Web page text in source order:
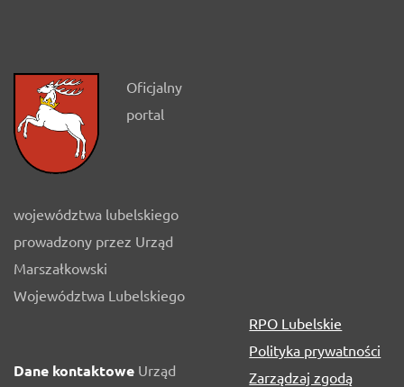
Oficjalny
portal
województwa lubelskiego
prowadzony przez Urząd
Marszałkowski
Województwa Lubelskiego
Dane kontaktowe Urząd
RPO Lubelskie
Polityka prywatności
Zarządzaj zgodą